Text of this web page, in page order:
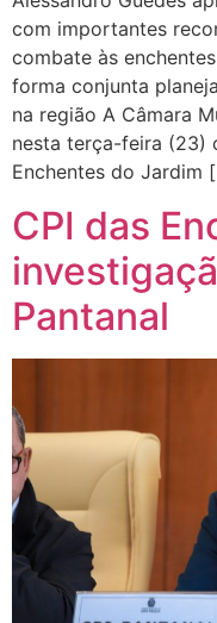
com importantes
combate às
forma conjunta
na região A Câmara
nesta terça-feira (23)
Enchentes do Jardim
CPI das
Pantanal